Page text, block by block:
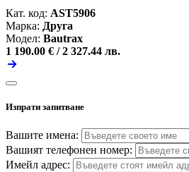
Кат. код: AST5906
Марка: Друга
Модел: Bautrax
1 190.00 € / 2 327.44 лв.
Изпрати запитване
Вашите имена:
Вашият телефонен номер:
Имейл адрес: